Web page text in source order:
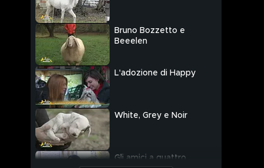
Bruno Bozzetto e
Beeelen
L'adozione di Happy
White, Grey e Noir
Gli amici a quattro